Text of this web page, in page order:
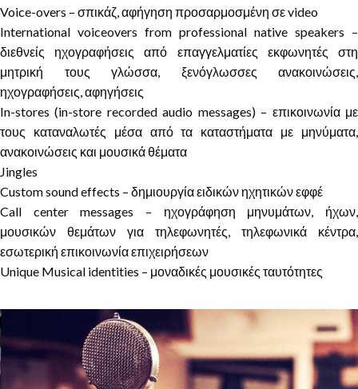
Voice-overs – σπικάζ, αφήγηση προσαρμοσμένη σε video
International voiceovers from professional native speakers –
διεθνείς ηχογραφήσεις από επαγγελματίες εκφωνητές στη
μητρική τους γλώσσα, ξενόγλωσσες ανακοινώσεις,
ηχογραφήσεις, αφηγήσεις
In-stores (in-store recorded audio messages) – επικοινωνία με
τους καταναλωτές μέσα από τα καταστήματα με μηνύματα,
ανακοινώσεις και μουσικά θέματα
Jingles
Custom sound effects – δημιουργία ειδικών ηχητικών εφφέ
Call center messages – ηχογράφηση μηνυμάτων, ήχων,
μουσικών θεμάτων για τηλεφωνητές, τηλεφωνικά κέντρα,
εσωτερική επικοινωνία επιχειρήσεων
Unique Musical identities – μοναδικές μουσικές ταυτότητες